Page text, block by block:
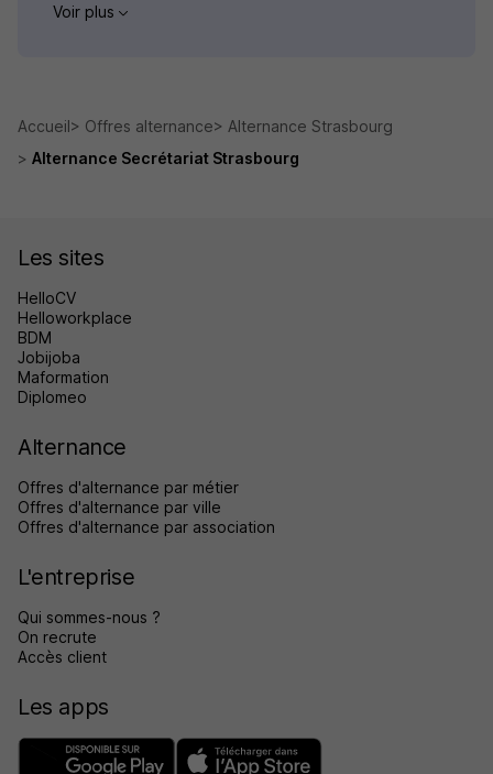
Voir plus
Accueil Offres alternance
Alternance Strasbourg
Alternance Secrétariat Strasbourg
Les sites
HelloCV
Helloworkplace
BDM
Jobijoba
Maformation
Diplomeo
Alternance
Offres d'alternance par métier
Offres d'alternance par ville
Offres d'alternance par association
L'entreprise
Qui sommes-nous ?
On recrute
Accès client
Les apps